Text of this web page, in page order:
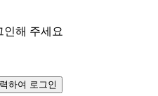
인해 주세요
하여 로그인